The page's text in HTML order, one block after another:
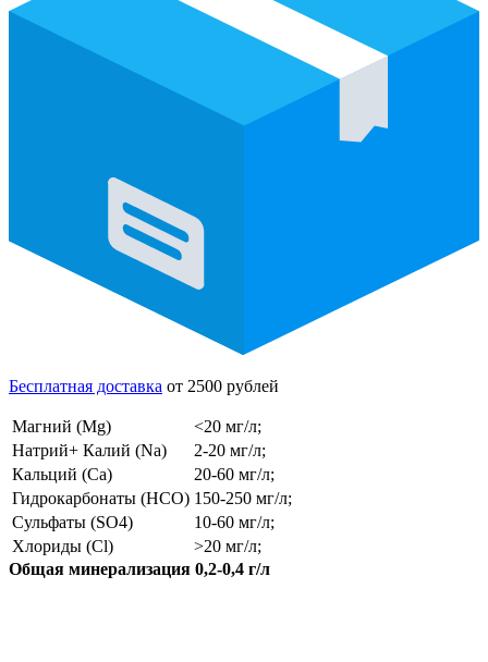
Бесплатная доставка от 2500 рублей
Магний (Mg)
<20 мг/л;
Натрий+ Калий (Na)
2-20 мг/л;
Кальций (Ca)
20-60 мг/л;
Гидрокарбонаты (HCO) 150-250 мг/л;
Сульфаты (SO4)
10-60 мг/л;
Хлориды (Cl)
>20 мг/л;
Общая минерализация 0,2-0,4 г/л